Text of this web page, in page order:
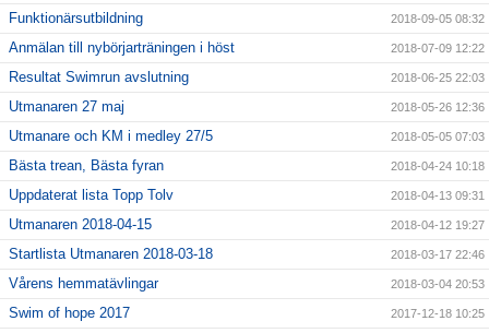
Funktionärsutbildning 2018-09-05 08:32
Anmälan till nybörjarträningen i höst 2018-07-09 12:22
Resultat Swimrun avslutning 2018-06-25 22:03
Utmanaren 27 maj 2018-05-26 12:36
Utmanare och KM i medley 27/5 2018-05-05 07:03
Bästa trean, Bästa fyran 2018-04-24 10:18
Uppdaterat lista Topp Tolv 2018-04-13 09:31
Utmanaren 2018-04-15 2018-04-12 19:27
Startlista Utmanaren 2018-03-18 2018-03-17 22:46
Vårens hemmatävlingar 2018-03-04 20:53
Swim of hope 2017 2017-12-18 10:25